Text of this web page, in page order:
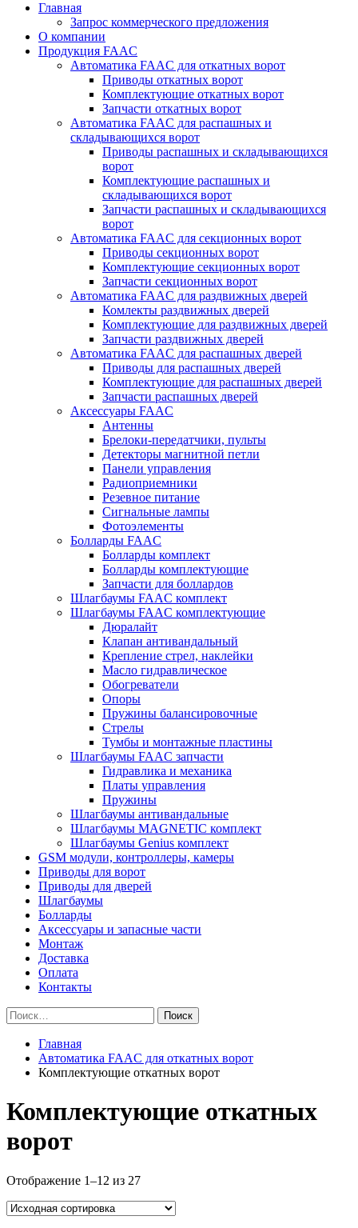
Главная
Запрос коммерческого предложения
О компании
Продукция FAAC
Автоматика FAAC для откатных ворот
Приводы откатных ворот
Комплектующие откатных ворот
Запчасти откатных ворот
Автоматика FAAC для распашных и
складывающихся ворот
Приводы распашных и складывающихся
ворот
Комплектующие распашных и
складывающихся ворот
Запчасти распашных и складывающихся
ворот
Автоматика FAAC для секционных ворот
Приводы секционных ворот
Комплектующие секционных ворот
Запчасти секционных ворот
Автоматика FAAC для раздвижных дверей
Комлекты раздвижных дверей
Комплектующие для раздвижных дверей
Запчасти раздвижных дверей
Автоматика FAAC для распашных дверей
Приводы для распашных дверей
Комплектующие для распашных дверей
Запчасти распашных дверей
Аксессуары FAAC
Антенны
Брелоки-передатчики, пульты
Детекторы магнитной петли
Панели управления
Радиоприемники
Резевное питание
Сигнальные лампы
Фотоэлементы
Болларды FAAC
Болларды комплект
Болларды комплектующие
Запчасти для боллардов
Шлагбаумы FAAC комплект
Шлагбаумы FAAC комплектующие
Дюралайт
Клапан антивандальный
Крепление стрел, наклейки
Масло гидравлическое
Обогреватели
Опоры
Пружины балансировочные
Стрелы
Тумбы и монтажные пластины
Шлагбаумы FAAC запчасти
Гидравлика и механика
Платы управления
Пружины
Шлагбаумы антивандальные
Шлагбаумы MAGNETIC комплект
Шлагбаумы Genius комплект
GSM модули, контроллеры, камеры
Приводы для ворот
Приводы для дверей
Шлагбаумы
Болларды
Аксессуары и запасные части
Монтаж
Доставка
Оплата
Контакты
Найти:
Главная
Автоматика FAAC для откатных ворот
Комплектующие откатных ворот
Комплектующие откатных
ворот
Отображение 1–12 из 27